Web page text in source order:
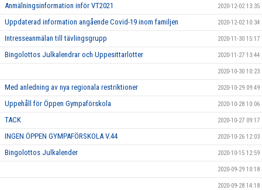
Anmälningsinformation inför VT2021 2020-12-02 13:35
Uppdaterad information angående Covid-19 inom familjen 2020-12-02 10:34
Intresseanmälan till tävlingsgrupp 2020-11-30 15:17
Bingolottos Julkalendrar och Uppesittarlotter 2020-11-27 13:44
2020-10-30 10:23
Med anledning av nya regionala restriktioner 2020-10-29 09:49
Uppehåll för Öppen Gympaförskola 2020-10-28 10:06
TACK 2020-10-27 09:17
INGEN ÖPPEN GYMPAFÖRSKOLA V.44 2020-10-26 12:03
Bingolottos Julkalender 2020-10-15 12:59
2020-09-29 10:18
2020-09-28 14:18